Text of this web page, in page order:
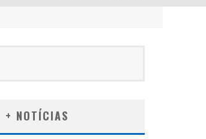
+ NOTÍCIAS